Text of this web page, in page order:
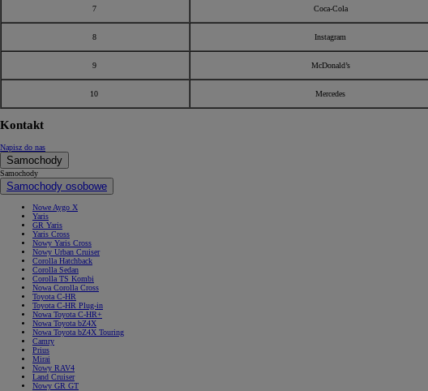
7 Coca-Cola
8 Instagram
9 McDonald’s
10 Mercedes
Kontakt
Napisz do nas
Samochody
Samochody
Samochody osobowe
Nowe Aygo X
Yaris
GR Yaris
Yaris Cross
Nowy Yaris Cross
Nowy Urban Cruiser
Corolla Hatchback
Corolla Sedan
Corolla TS Kombi
Nowa Corolla Cross
Toyota C-HR
Toyota C-HR Plug-in
Nowa Toyota C-HR+
Nowa Toyota bZ4X
Nowa Toyota bZ4X Touring
Camry
Prius
Mirai
Nowy RAV4
Land Cruiser
Nowy GR GT